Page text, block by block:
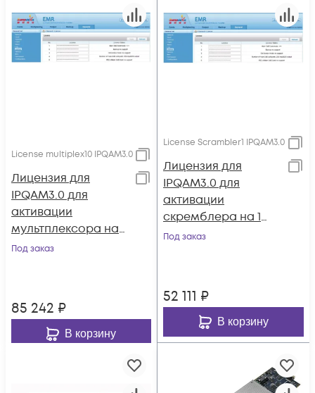
License multiplex10 IPQAM3.0
Лицензия для
IPQAM3.0 для
активации
мультплексора на
10 потоков
Под заказ
85 242 ₽
В корзину
License Scrambler1 IPQAM3.0
Лицензия для
IPQAM3.0 для
активации
скремблера на 1
поток
Под заказ
52 111 ₽
В корзину